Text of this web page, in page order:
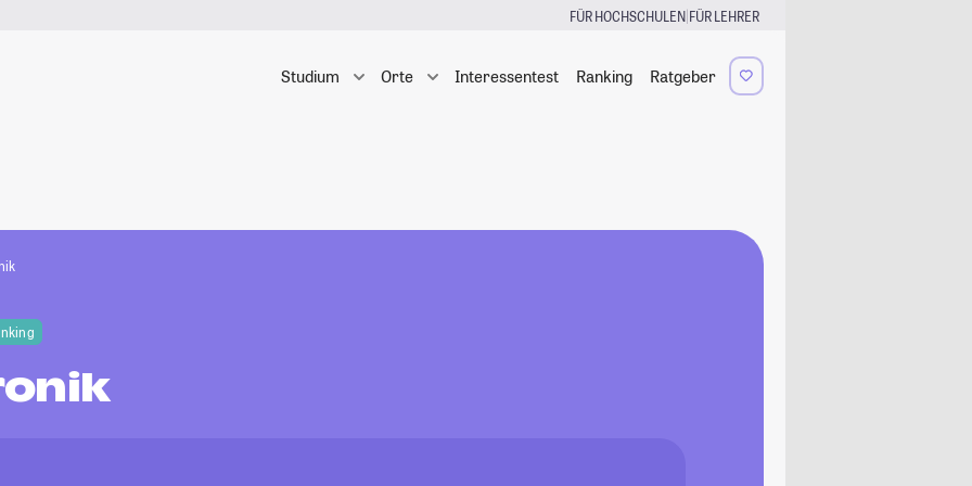
FÜR HOCHSCHULEN|FÜR LEHRER
Studium Orte Interessentest Ranking Ratgeber